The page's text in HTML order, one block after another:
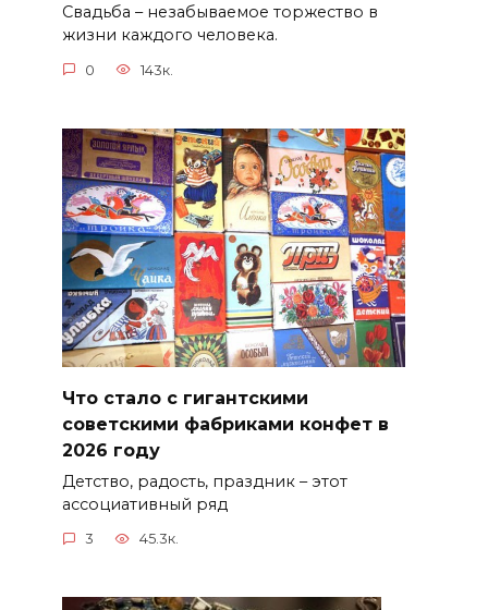
Свадьба – незабываемое торжество в
жизни каждого человека.
0 143к.
Что стало с гигантскими
советскими фабриками конфет в
2026 году
Детство, радость, праздник – этот
ассоциативный ряд
3 45.3к.